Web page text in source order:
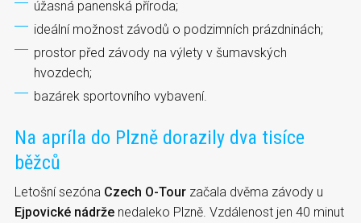
úžasná panenská příroda;
ideální možnost závodů o podzimních prázdninách;
prostor před závody na výlety v šumavských
hvozdech;
bazárek sportovního vybavení.
Na apríla do Plzně dorazily dva tisíce
běžců
Letošní sezóna Czech O-Tour začala dvěma závody u
Ejpovické nádrže nedaleko Plzně. Vzdálenost jen 40 minut